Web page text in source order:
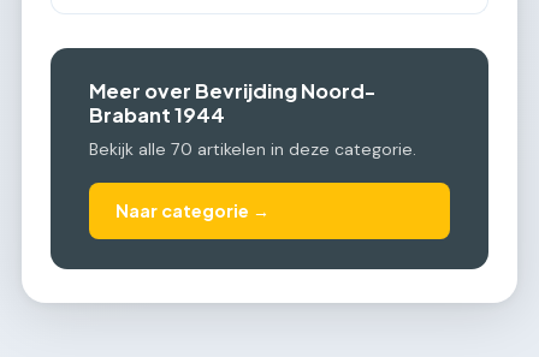
Meer over Bevrijding Noord-
Brabant 1944
Bekijk alle 70 artikelen in deze categorie.
Naar categorie →